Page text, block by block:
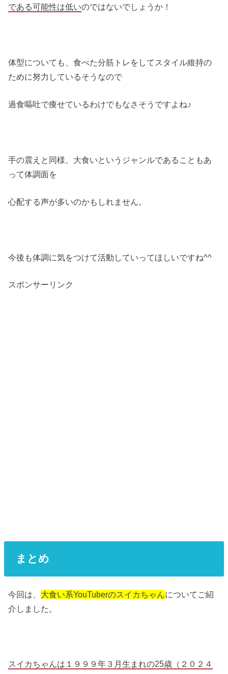
である可能性は低いのではないでしょうか！
体型についても、食べた分筋トレをしてスタイル維持の
ために努力しているそうなので
過食嘔吐で痩せているわけでもなさそうですよね♪
手の震えと同様、大食いというジャンルであることもあ
って体調面を
心配する声が多いのかもしれません。
今後も体調に気をつけて活動していってほしいですね^^
スポンサーリンク
まとめ
今回は、 大食い系YouTuberのスイカちゃん についてご紹
介しました。
スイカちゃんは１９９９年３月生まれの25歳（２０２４